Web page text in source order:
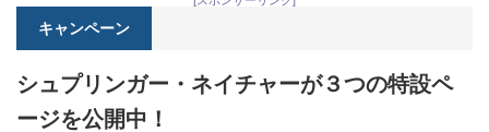
キャンペーン
シュプリンガー・ネイチャーが３つの特設ペ
ージを公開中！